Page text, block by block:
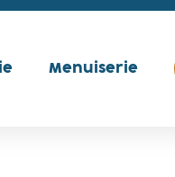
Menuiserie